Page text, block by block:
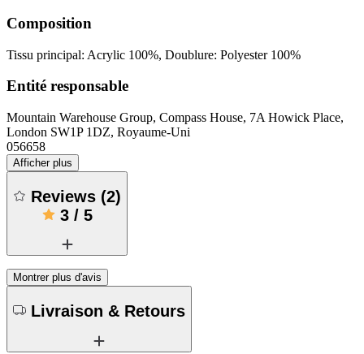
Composition
Tissu principal: Acrylic 100%, Doublure: Polyester 100%
Entité responsable
Mountain Warehouse Group, Compass House, 7A Howick Place,
London SW1P 1DZ, Royaume-Uni
056658
Afficher plus
Reviews (2)
3/ 5
Montrer plus d'avis
Livraison & Retours